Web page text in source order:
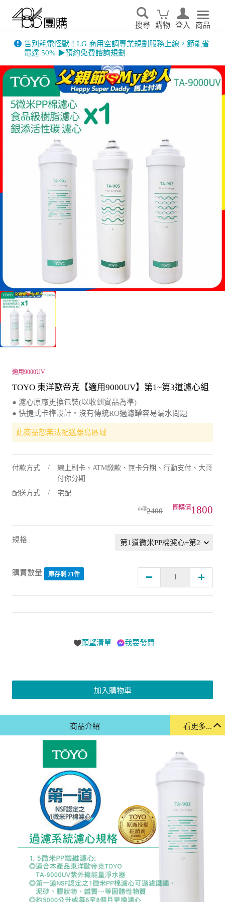
搜尋 購物 登入 商品
告別耗電怪獸！LG 商用空調專業規劃服務上線，節能省
電達 50% ▶預約免費諮詢規劃
適用9000UV
TOYO 東洋歐帝克【適用9000UV】第1~第3道濾心組
● 濾心原廠更換包裝(以收到實品為準)
● 快捷式卡榫設計‧沒有傳統RO過濾罐容易漏水問題
此商品恕無法配送離島區域
付款方式
線上刷卡、ATM繳款、無卡分期、行動支付、大哥
付你分期
配送方式
宅配
2400 1800
規格
購買數量 庫存剩 21件
願望清單 我要發問
加入購物車
看更多...
商品介紹